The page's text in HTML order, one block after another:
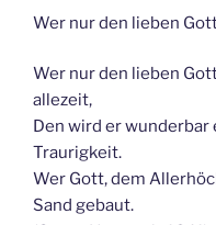
Wer nur den lieben
Wer nur den lieben
allezeit,
Den wird er
Traurigkeit.
Wer Gott, dem
Sand gebaut.